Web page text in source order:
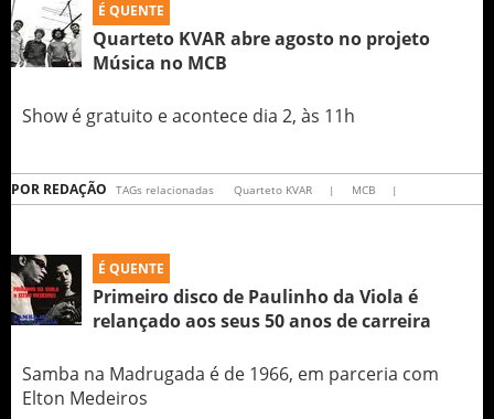
É QUENTE
Quarteto KVAR abre agosto no projeto
Música no MCB
Show é gratuito e acontece dia 2, às 11h
POR REDAÇÃO TAGs relacionadas Quarteto KVAR | MCB |
É QUENTE
Primeiro disco de Paulinho da Viola é
relançado aos seus 50 anos de carreira
Samba na Madrugada é de 1966, em parceria com
Elton Medeiros